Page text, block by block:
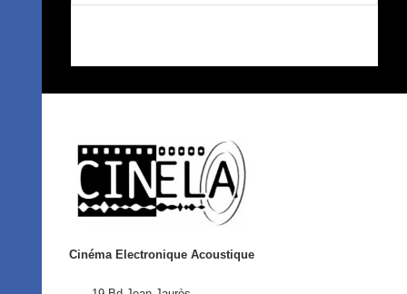
Cinéma Electronique Acoustique